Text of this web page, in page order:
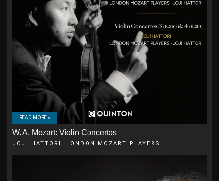
READ MORE »
W. A. Mozart: Violin Concertos
JOJI HATTORI, LONDON MOZART PLAYERS